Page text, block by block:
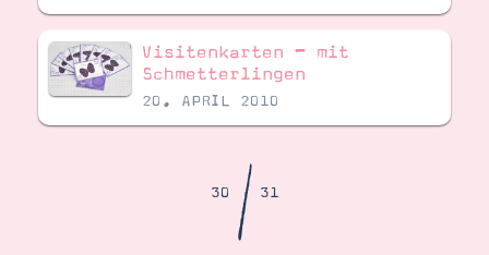
Tipps & Tricks
Ordnungstipps
Visitenkarten – mit
Schmetterlingen
20. APRIL 2010
30/31